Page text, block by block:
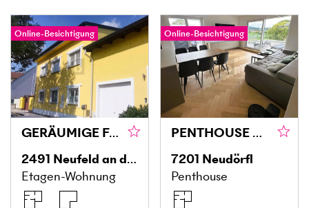
Online-Besichtigung
GERÄUMIGE FAMILIENWOHNUNG MIT GROSSZÜGIGER TERRASSENLANDSCHAFT - EXTRA STUDIO
2491 Neufeld an der Leitha
Etagen-Wohnung
Online-Besichtigung
PENTHOUSE MIT ZWEI TERRASSEN UND PERGOLA - WEITBLICK
7201 Neudörfl
Penthouse